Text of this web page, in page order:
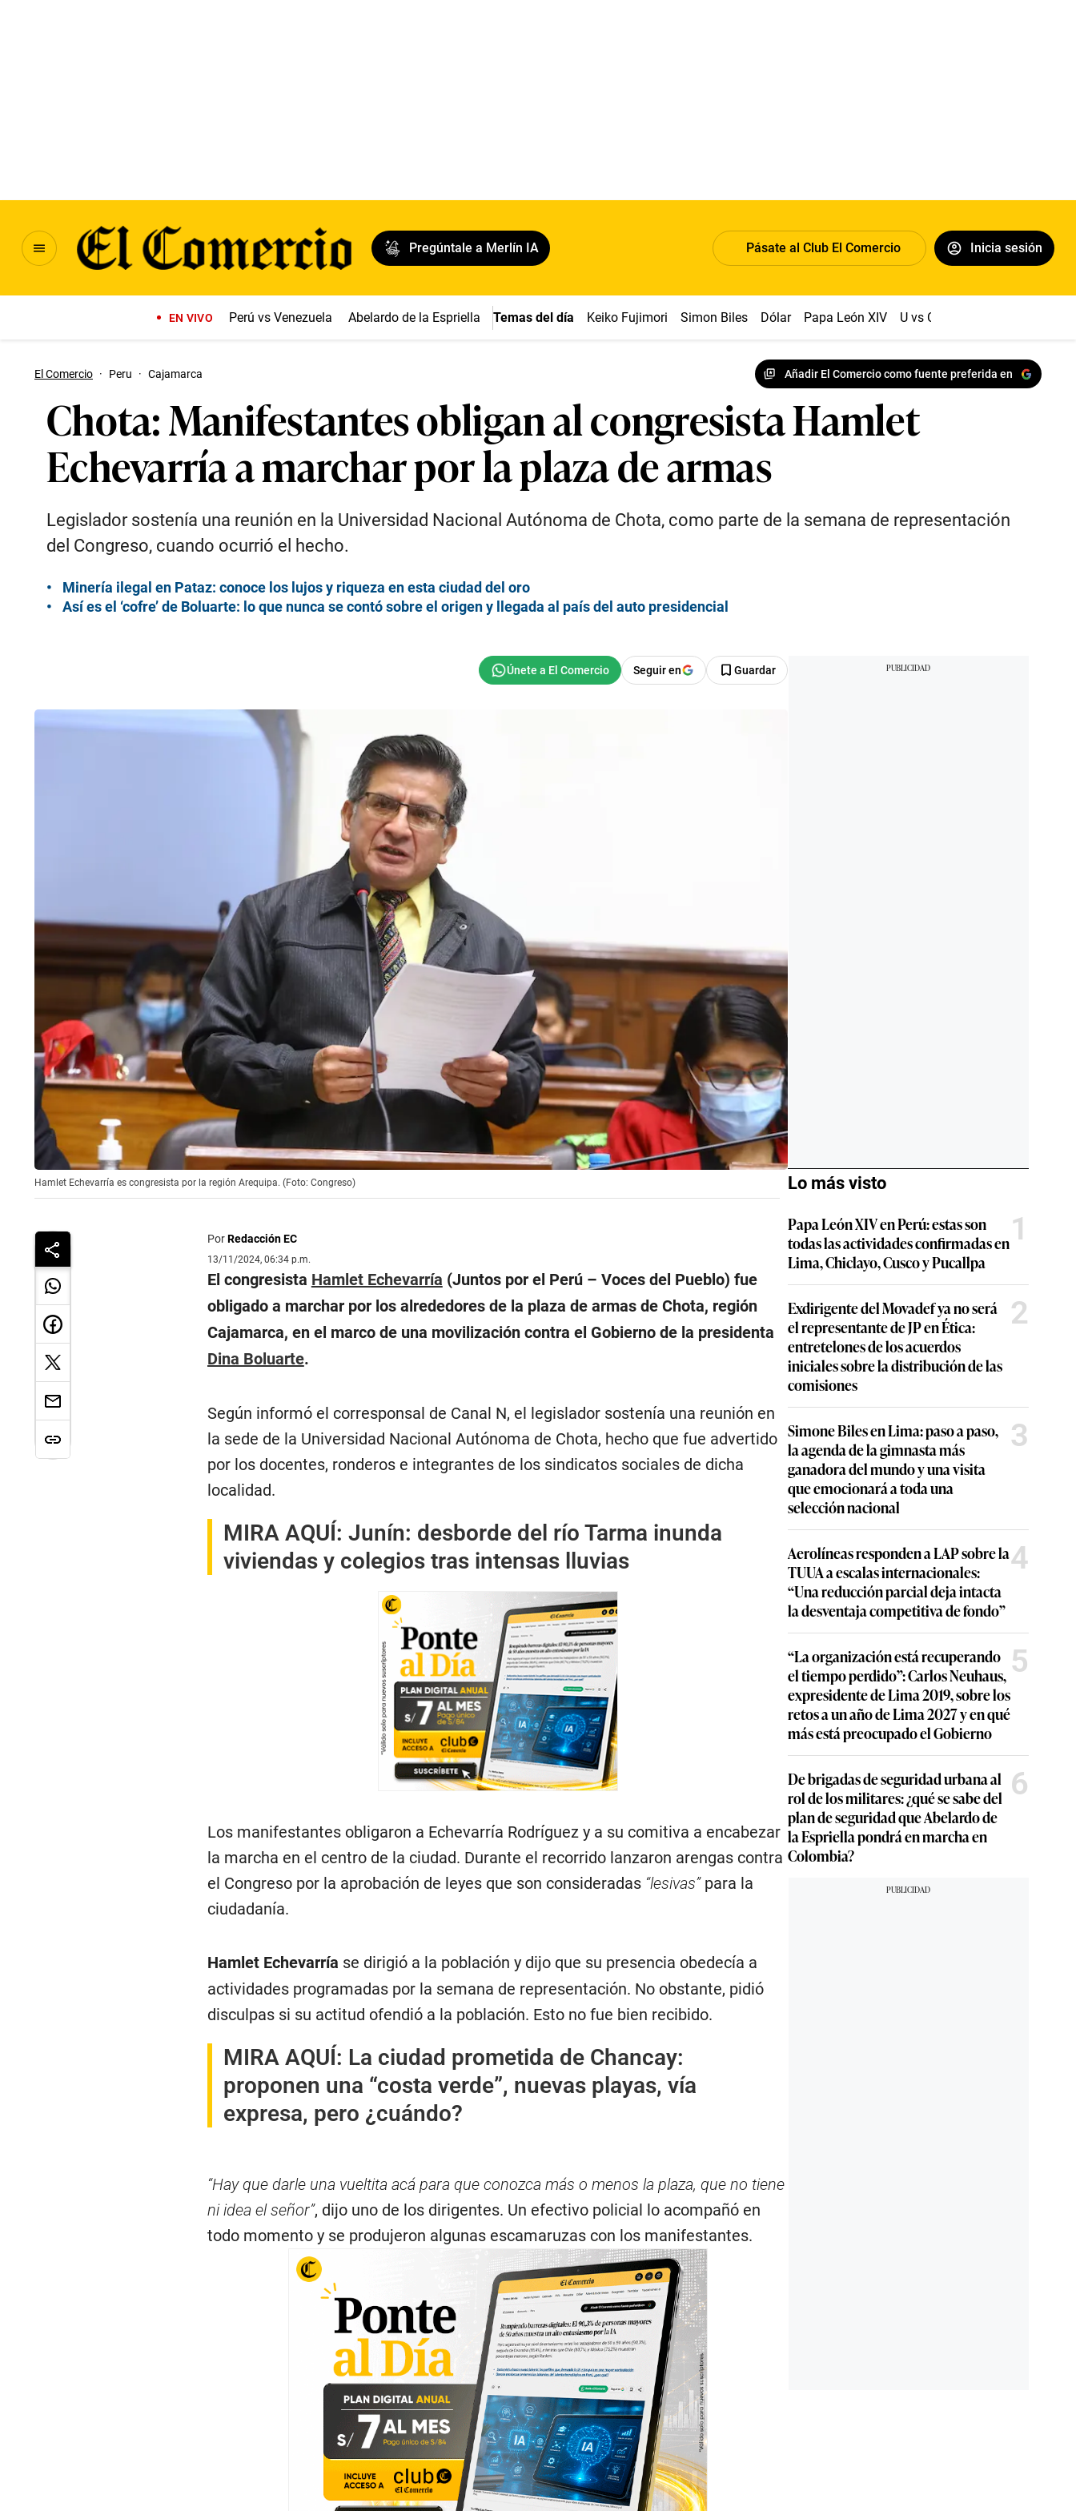
Pregúntale a Merlín IA Pásate al Club El Comercio Inicia sesión
EN VIVO Perú vs Venezuela Abelardo de la Espriella Temas del día Keiko Fujimori Simon Biles Dólar Papa León XIV U vs Cristal
El Comercio · Peru · Cajamarca Añadir El Comercio como fuente preferida en
Chota: Manifestantes obligan al congresista Hamlet
Echevarría a marchar por la plaza de armas
Legislador sostenía una reunión en la Universidad Nacional Autónoma de Chota, como parte de la semana de representación
del Congreso, cuando ocurrió el hecho.
Minería ilegal en Pataz: conoce los lujos y riqueza en esta ciudad del oro
Así es el ‘cofre’ de Boluarte: lo que nunca se contó sobre el origen y llegada al país del auto presidencial
Seguir en Guardar
Hamlet Echevarría es congresista por la región Arequipa. (Foto: Congreso)
PorRedacción EC
13/11/2024, 06:34 p.m.
El congresista Hamlet Echevarría (Juntos por el Perú – Voces del Pueblo) fue
obligado a marchar por los alrededores de la plaza de armas de Chota, región
Cajamarca, en el marco de una movilización contra el Gobierno de la presidenta
Dina Boluarte.
Según informó el corresponsal de Canal N, el legislador sostenía una reunión en
la sede de la Universidad Nacional Autónoma de Chota, hecho que fue advertido
por los docentes, ronderos e integrantes de los sindicatos sociales de dicha
localidad.
MIRA AQUÍ: Junín: desborde del río Tarma inunda
viviendas y colegios tras intensas lluvias
Los manifestantes obligaron a Echevarría Rodríguez y a su comitiva a encabezar
la marcha en el centro de la ciudad. Durante el recorrido lanzaron arengas contra
el Congreso por la aprobación de leyes que son consideradas “lesivas”para la
ciudadanía.
Hamlet Echevarría se dirigió a la población y dijo que su presencia obedecía a
actividades programadas por la semana de representación. No obstante, pidió
disculpas si su actitud ofendió a la población. Esto no fue bien recibido.
MIRA AQUÍ: La ciudad prometida de Chancay:
proponen una “costa verde”, nuevas playas, vía
expresa, pero ¿cuándo?
“Hay que darle una vueltita acá para que conozca más o menos la plaza, que no tiene
ni idea el señor”, dijo uno de los dirigentes. Un efectivo policial lo acompañó en
todo momento y se produjeron algunas escamaruzas con los manifestantes.
Lo más visto
Papa León XIV en Perú: estas son
todas las actividades confirmadas en
Lima, Chiclayo, Cusco y Pucallpa
1
Exdirigente del Movadef ya no será
el representante de JP en Ética:
entretelones de los acuerdos
iniciales sobre la distribución de las
comisiones
2
Simone Biles en Lima: paso a paso,
la agenda de la gimnasta más
ganadora del mundo y una visita
que emocionará a toda una
selección nacional
3
Aerolíneas responden a LAP sobre la
TUUA a escalas internacionales:
“Una reducción parcial deja intacta
la desventaja competitiva de fondo”
4
“La organización está recuperando
el tiempo perdido”: Carlos Neuhaus,
expresidente de Lima 2019, sobre los
retos a un año de Lima 2027 y en qué
más está preocupado el Gobierno
5
De brigadas de seguridad urbana al
rol de los militares: ¿qué se sabe del
plan de seguridad que Abelardo de
la Espriella pondrá en marcha en
Colombia?
6